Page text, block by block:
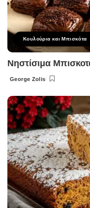
Κουλούρια και Μπισκότα
Νηστίσιμα
Posted
George Zolis